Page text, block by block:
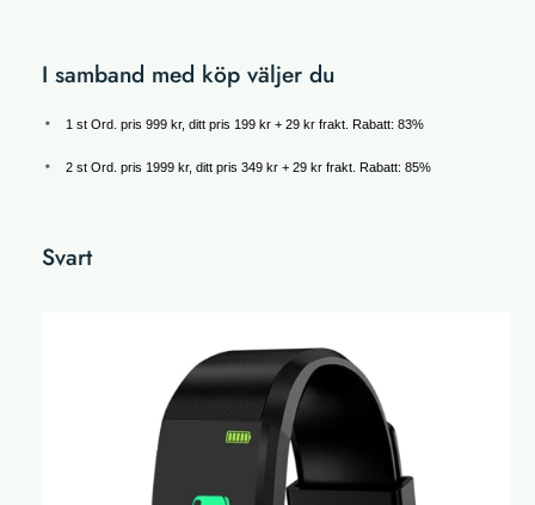
I samband med köp väljer du
1 st Ord. pris 999 kr, ditt pris 199 kr + 29 kr frakt. Rabatt: 83%
2 st Ord. pris 1999 kr, ditt pris 349 kr + 29 kr frakt. Rabatt: 85%
Svart